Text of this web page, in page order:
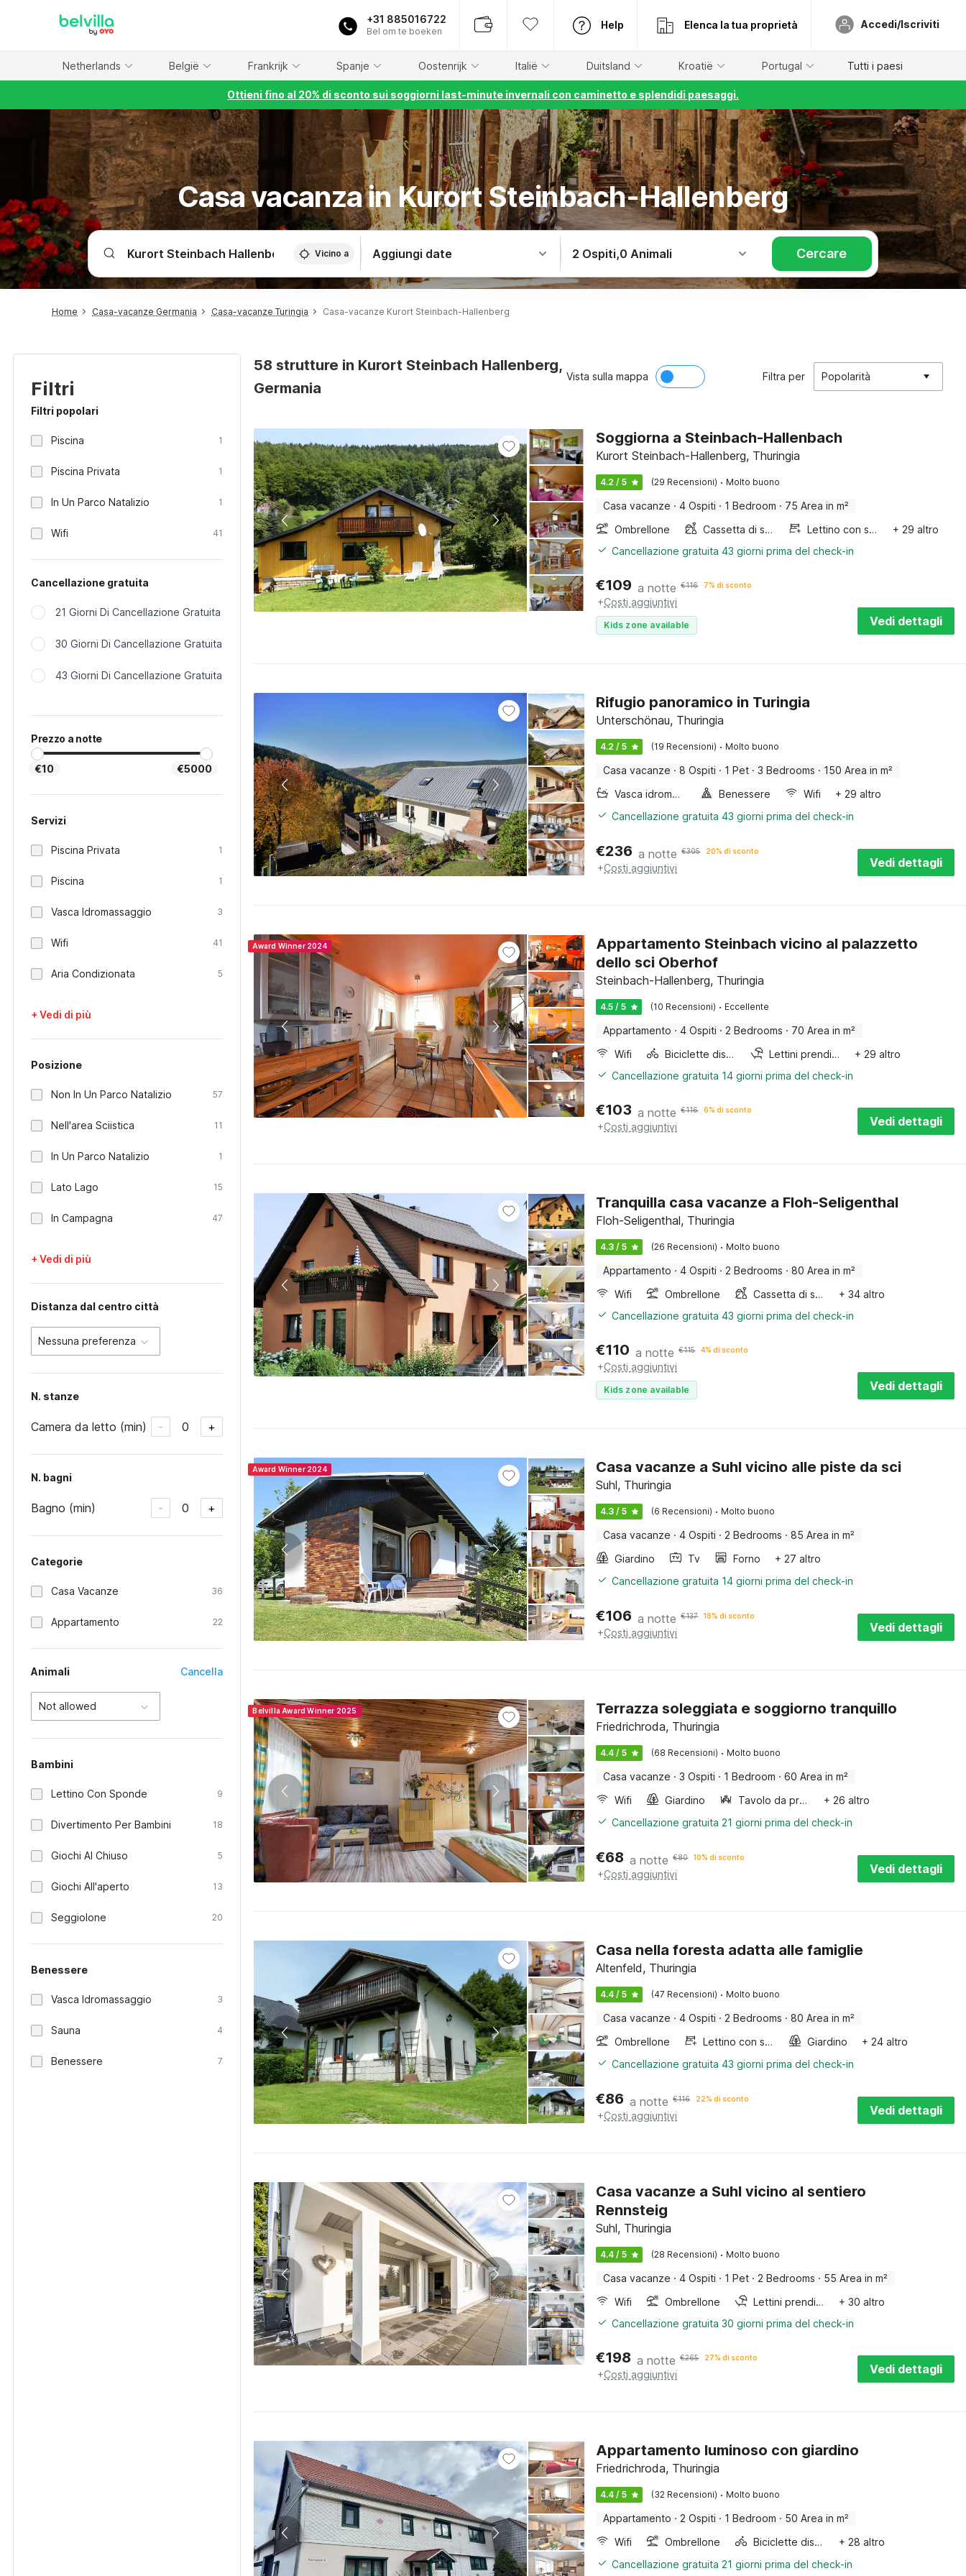
+31 885016722
Bel om te boeken
Help Elenca la tua proprietà Accedi/Iscriviti
Netherlands België Frankrijk Spanje Oostenrijk Italië Duitsland Kroatië Portugal Tutti i paesi
Ottieni fino al 20% di sconto sui soggiorni last-minute invernali con caminetto e splendidi paesaggi.
Casa vacanza in Kurort Steinbach-Hallenberg
Vicino a Aggiungi date 2 Ospiti,0 Animali Cercare
Home Casa-vacanze Germania Casa-vacanze Turingia Casa-vacanze Kurort Steinbach-Hallenberg
Filtri
Filtri popolari
Piscina 1
Piscina Privata 1
In Un Parco Natalizio 1
Wifi 41
Cancellazione gratuita
21 Giorni Di Cancellazione Gratuita
30 Giorni Di Cancellazione Gratuita
43 Giorni Di Cancellazione Gratuita
Prezzo a notte
€10 €5000
Servizi
Piscina Privata 1
Piscina 1
Vasca Idromassaggio 3
Wifi 41
Aria Condizionata 5
+ Vedi di più
Posizione
Non In Un Parco Natalizio 57
Nell'area Sciistica 11
In Un Parco Natalizio 1
Lato Lago 15
In Campagna 47
+ Vedi di più
Distanza dal centro città
Nessuna preferenza
N. stanze
Camera da letto (min) - 0 +
N. bagni
Bagno (min) - 0 +
Categorie
Casa Vacanze 36
Appartamento 22
Animali Cancella
Not allowed
Bambini
Lettino Con Sponde 9
Divertimento Per Bambini 18
Giochi Al Chiuso 5
Giochi All'aperto 13
Seggiolone 20
Benessere
Vasca Idromassaggio 3
Sauna 4
Benessere 7
58 strutture in Kurort Steinbach Hallenberg,
Germania
Vista sulla mappa Filtra per Popolarità
Soggiorna a Steinbach-Hallenbach
Kurort Steinbach-Hallenberg, Thuringia
4.2 / 5 (29 Recensioni) · Molto buono
Casa vacanze · 4 Ospiti · 1 Bedroom · 75 Area in m²
Ombrellone
Cassetta di sabbia Lettino con sponde
+ 29 altro
Cancellazione gratuita 43 giorni prima del check-in
€109 a notte €116 7% di sconto
+Costi aggiuntivi
Kids zone available Vedi dettagli
Rifugio panoramico in Turingia
Unterschönau, Thuringia
4.2 / 5 (19 Recensioni) · Molto buono
Casa vacanze · 8 Ospiti · 1 Pet · 3 Bedrooms · 150 Area in m²
Vasca idromassaggio
Benessere Wifi
+ 29 altro
Cancellazione gratuita 43 giorni prima del check-in
€236 a notte €305 20% di sconto
+Costi aggiuntivi Vedi dettagli
Award Winner 2024
Appartamento Steinbach vicino al palazzetto
dello sci Oberhof
Steinbach-Hallenberg, Thuringia
4.5 / 5 (10 Recensioni) · Eccellente
Appartamento · 4 Ospiti · 2 Bedrooms · 70 Area in m²
Wifi
Biciclette disponibili Lettini prendisole
+ 29 altro
Cancellazione gratuita 14 giorni prima del check-in
€103 a notte €116 6% di sconto
+Costi aggiuntivi Vedi dettagli
Tranquilla casa vacanze a Floh-Seligenthal
Floh-Seligenthal, Thuringia
4.3 / 5 (26 Recensioni) · Molto buono
Appartamento · 4 Ospiti · 2 Bedrooms · 80 Area in m²
Wifi
Ombrellone Cassetta di sabbia
+ 34 altro
Cancellazione gratuita 43 giorni prima del check-in
€110 a notte €115 4% di sconto
+Costi aggiuntivi
Kids zone available Vedi dettagli
Award Winner 2024 Casa vacanze a Suhl vicino alle piste da sci
Suhl, Thuringia
4.3 / 5 (6 Recensioni) · Molto buono
Casa vacanze · 4 Ospiti · 2 Bedrooms · 85 Area in m²
Giardino
Tv Forno
+ 27 altro
Cancellazione gratuita 14 giorni prima del check-in
€106 a notte €137 18% di sconto
+Costi aggiuntivi Vedi dettagli
Belvilla Award Winner 2025 Terrazza soleggiata e soggiorno tranquillo
Friedrichroda, Thuringia
4.4 / 5 (68 Recensioni) · Molto buono
Casa vacanze · 3 Ospiti · 1 Bedroom · 60 Area in m²
Wifi
Giardino Tavolo da pranzo
+ 26 altro
Cancellazione gratuita 21 giorni prima del check-in
€68 a notte €80 10% di sconto
+Costi aggiuntivi Vedi dettagli
Casa nella foresta adatta alle famiglie
Altenfeld, Thuringia
4.4 / 5 (47 Recensioni) · Molto buono
Casa vacanze · 4 Ospiti · 2 Bedrooms · 80 Area in m²
Ombrellone
Lettino con sponde Giardino
+ 24 altro
Cancellazione gratuita 43 giorni prima del check-in
€86 a notte €116 22% di sconto
+Costi aggiuntivi Vedi dettagli
Casa vacanze a Suhl vicino al sentiero
Rennsteig
Suhl, Thuringia
4.4 / 5 (28 Recensioni) · Molto buono
Casa vacanze · 4 Ospiti · 1 Pet · 2 Bedrooms · 55 Area in m²
Wifi
Ombrellone Lettini prendisole
+ 30 altro
Cancellazione gratuita 30 giorni prima del check-in
€198 a notte €265 27% di sconto
+Costi aggiuntivi Vedi dettagli
Appartamento luminoso con giardino
Friedrichroda, Thuringia
4.4 / 5 (32 Recensioni) · Molto buono
Appartamento · 2 Ospiti · 1 Bedroom · 50 Area in m²
Wifi
Ombrellone Biciclette disponibili
+ 28 altro
Cancellazione gratuita 21 giorni prima del check-in